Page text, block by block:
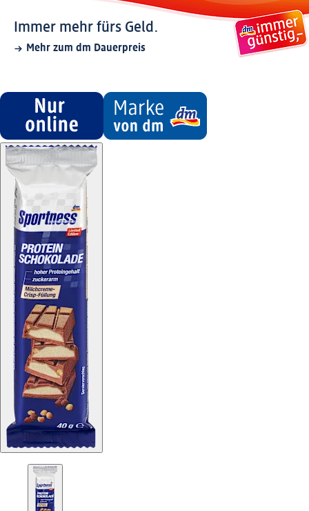
Immer mehr fürs Geld.
Mehr zum dm Dauerpreis